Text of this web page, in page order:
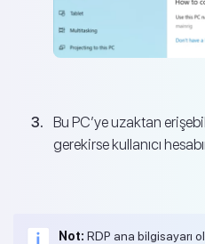
Bu PC’ye uzaktan
gerekirse kullanıcı
Not: RDP ana bilgisayarı